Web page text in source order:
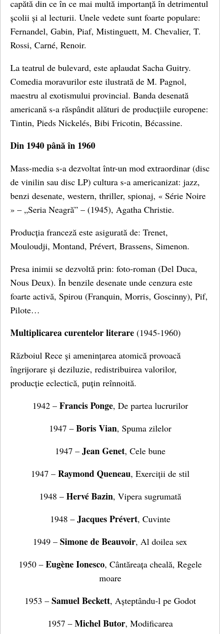
capătă din ce în ce mai multă importanță în detrimentul
școlii și al lecturii. Unele vedete sunt foarte populare:
Fernandel, Gabin, Piaf, Mistinguett, M. Chevalier, T.
Rossi, Carné, Renoir.
La teatrul de bulevard, este aplaudat Sacha Guitry.
Comedia moravurilor este ilustrată de M. Pagnol,
maestru al exotismului provincial. Banda desenată
americană s-a răspândit alături de producțiile europene:
Tintin, Pieds Nickelés, Bibi Fricotin, Bécassine.
Din 1940 până în 1960
Mass-media s-a dezvoltat într-un mod extraordinar (disc
de vinilin sau disc LP) cultura s-a americanizat: jazz,
benzi desenate, western, thriller, spionaj, « Série Noire
» – „Seria Neagră” – (1945), Agatha Christie.
Producția franceză este asigurată de: Trenet,
Mouloudji, Montand, Prévert, Brassens, Simenon.
Presa inimii se dezvoltă prin: foto-roman (Del Duca,
Nous Deux). În benzile desenate unde cenzura este
foarte activă, Spirou (Franquin, Morris, Goscinny), Pif,
Pilote…
Multiplicarea curentelor literare (1945-1960)
Războiul Rece și amenințarea atomică provoacă
îngrijorare și deziluzie, redistribuirea valorilor,
producție eclectică, puțin reînnoită.
1942 – Francis Ponge, De partea lucrurilor
1947 – Boris Vian, Spuma zilelor
1947 – Jean Genet, Cele bune
1947 – Raymond Queneau, Exerciții de stil
1948 – Hervé Bazin, Vipera sugrumată
1948 – Jacques Prévert, Cuvinte
1949 – Simone de Beauvoir, Al doilea sex
1950 – Eugène Ionesco, Cântăreața cheală, Regele
moare
1953 – Samuel Beckett, Așteptându-l pe Godot
1957 – Michel Butor, Modificarea